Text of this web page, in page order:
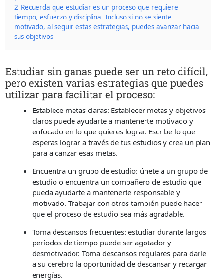
2 Recuerda que estudiar es un proceso que requiere
tiempo, esfuerzo y disciplina. Incluso si no se siente
motivado, al seguir estas estrategias, puedes avanzar hacia
sus objetivos.
Estudiar sin ganas puede ser un reto difícil,
pero existen varias estrategias que puedes
utilizar para facilitar el proceso:
Establece metas claras: Establecer metas y objetivos
claros puede ayudarte a mantenerte motivado y
enfocado en lo que quieres lograr. Escribe lo que
esperas lograr a través de tus estudios y crea un plan
para alcanzar esas metas.
Encuentra un grupo de estudio: únete a un grupo de
estudio o encuentra un compañero de estudio que
pueda ayudarte a mantenerte responsable y
motivado. Trabajar con otros también puede hacer
que el proceso de estudio sea más agradable.
Toma descansos frecuentes: estudiar durante largos
períodos de tiempo puede ser agotador y
desmotivador. Toma descansos regulares para darle
a su cerebro la oportunidad de descansar y recargar
energías.